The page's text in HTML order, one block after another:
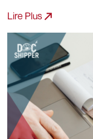
Lire Plus